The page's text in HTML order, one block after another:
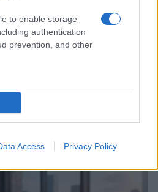
to enable storage
authentication
prevention, and other
Access Privacy Policy
da Gaza: le tensioni tra